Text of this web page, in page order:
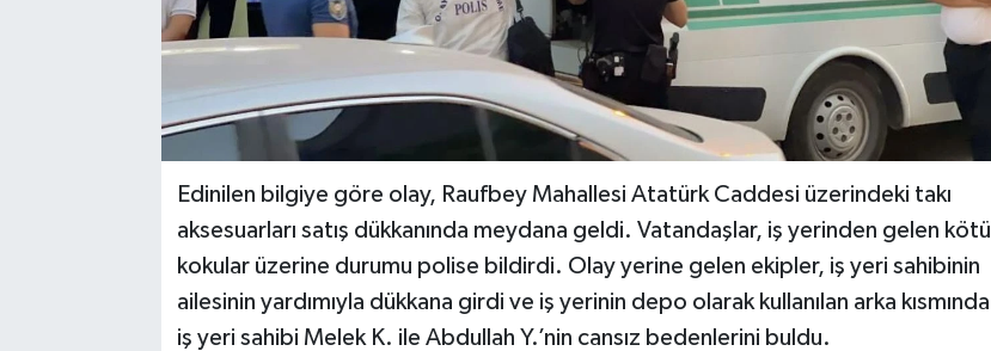
Edinilen bilgiye göre olay, Raufbey Mahallesi Atatürk Caddesi üzerindeki takı
aksesuarları satış dükkanında meydana geldi. Vatandaşlar, iş yerinden gelen kötü
kokular üzerine durumu polise bildirdi. Olay yerine gelen ekipler, iş yeri sahibinin
ailesinin yardımıyla dükkana girdi ve iş yerinin depo olarak kullanılan arka kısmında
iş yeri sahibi Melek K. ile Abdullah Y.’nin cansız bedenlerini buldu.